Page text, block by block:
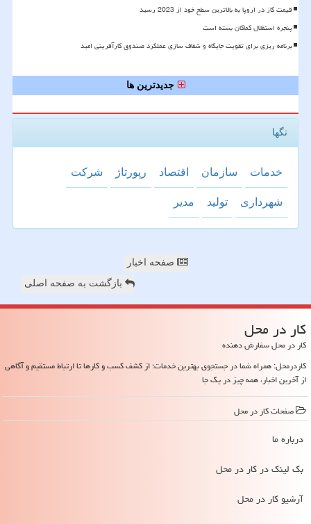
قیمت گاز در اروپا به بالاترین سطح خود از 2023 رسید
پنجره استقلال کماکان بسته است
برنامه ریزی برای تقویت جایگاه و شفاف سازی عملکرد صندوق کارآفرینی امید
جدیدترین ها
تگها
خدمات سازمان اقتصاد رپورتاژ شركت
شهرداری تولید مدیر
صفحه اخبار
بازگشت به صفحه اصلی
كار در محل
کار در محل سفارش دهنده
کاردرمحل: همراه شما در جستجوی بهترین خدمات؛ از کشف کسب و کارها تا ارتباط مستقیم و آگاهی
از آخرین اخبار، همه چیز در یک جا
صفحات كار در محل
درباره ما
بک لینک در كار در محل
آرشیو كار در محل